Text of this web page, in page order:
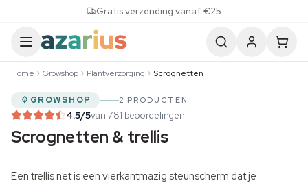
Gratis verzending vanaf €25
Home Growshop Plantverzorging Scrognetten
GROWSHOP 2 PRODUCTEN
4.5/5van 781 beoordelingen
Scrognetten & trellis
Een trellis net is een vierkantmazig steunscherm dat je